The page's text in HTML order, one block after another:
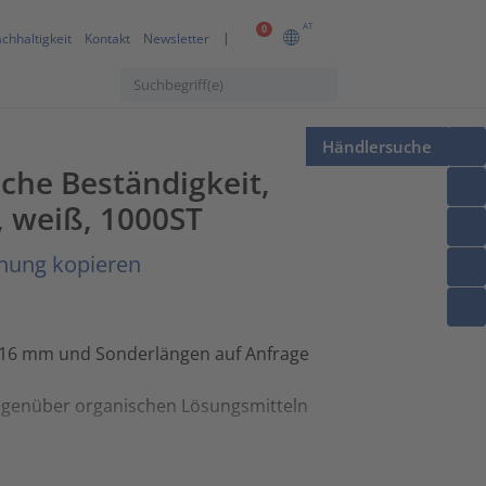
0 AT
Kontakt Newsletter
Händlersuche
Beständigkeit,
1000ST
kopieren
mm und Sonderlängen auf Anfrage
organischen Lösungsmitteln